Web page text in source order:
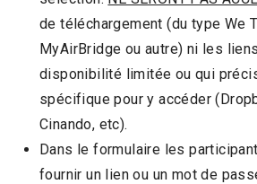
de téléchargement (du type We
MyAirBridge ou autre) ni les
disponibilité limitée ou qui
spécifique pour y accéder
Cinando, etc).
Dans le formulaire les
fournir un lien ou un mot de